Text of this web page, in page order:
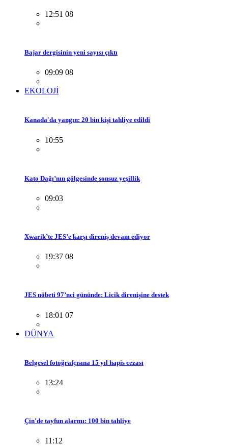
12:51 08
Bajar dergisinin yeni sayısı çıktı
09:09 08
EKOLOJİ
Kanada'da yangın: 20 bin kişi tahliye edildi
10:55
Kato Dağı’nın gölgesinde sonsuz yeşillik
09:03
Xwarik’te JES’e karşı direniş devam ediyor
19:37 08
JES nöbeti 97’nci gününde: Licik direnişine destek
18:01 07
DÜNYA
Belgesel fotoğrafçısına 15 yıl hapis cezası
13:24
Çin'de tayfun alarmı: 100 bin tahliye
11:12